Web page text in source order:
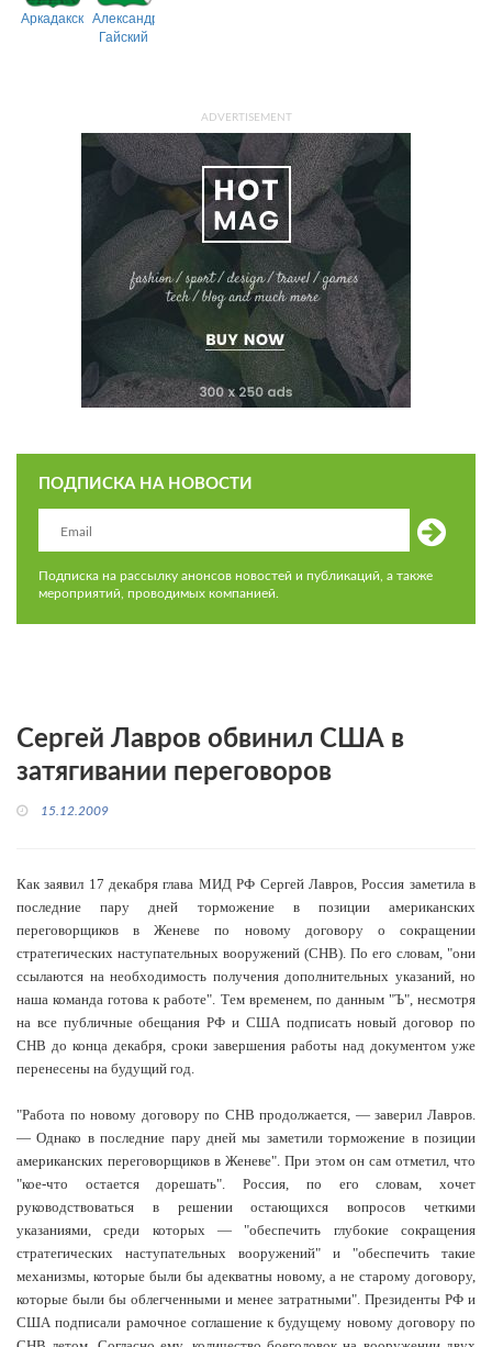
АркадакскийАлександрово-
Гайский
ADVERTISEMENT
ПОДПИСКА НА НОВОСТИ
Подписка на рассылку анонсов новостей и публикаций, а также
мероприятий, проводимых компанией.
Сергей Лавров обвинил США в
затягивании переговоров
15.12.2009
Как заявил 17 декабря глава МИД РФ Сергей Лавров, Россия заметила в
последние пару дней торможение в позиции американских
переговорщиков в Женеве по новому договору о сокращении
стратегических наступательных вооружений (СНВ). По его словам, "они
ссылаются на необходимость получения дополнительных указаний, но
наша команда готова к работе". Тем временем, по данным "Ъ", несмотря
на все публичные обещания РФ и США подписать новый договор по
СНВ до конца декабря, сроки завершения работы над документом уже
перенесены на будущий год.
"Работа по новому договору по СНВ продолжается, — заверил Лавров.
— Однако в последние пару дней мы заметили торможение в позиции
американских переговорщиков в Женеве". При этом он сам отметил, что
"кое-что остается дорешать". Россия, по его словам, хочет
руководствоваться в решении остающихся вопросов четкими
указаниями, среди которых — "обеспечить глубокие сокращения
стратегических наступательных вооружений" и "обеспечить такие
механизмы, которые были бы адекватны новому, а не старому договору,
которые были бы облегченными и менее затратными". Президенты РФ и
США подписали рамочное соглашение к будущему новому договору по